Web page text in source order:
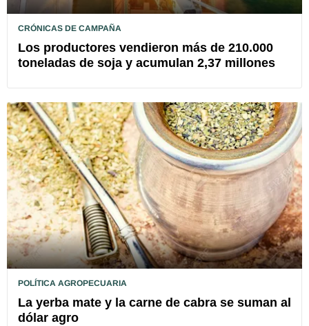
CRÓNICAS DE CAMPAÑA
Los productores vendieron más de 210.000
toneladas de soja y acumulan 2,37 millones
POLÍTICA AGROPECUARIA
La yerba mate y la carne de cabra se suman al
dólar agro